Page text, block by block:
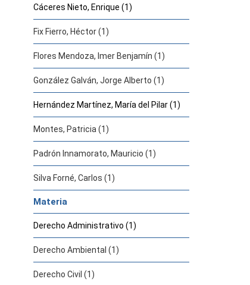
Cáceres Nieto, Enrique (1)
Fix Fierro, Héctor (1)
Flores Mendoza, Imer Benjamín (1)
González Galván, Jorge Alberto (1)
Hernández Martínez, María del Pilar (1)
Montes, Patricia (1)
Padrón Innamorato, Mauricio (1)
Silva Forné, Carlos (1)
Materia
Derecho Administrativo (1)
Derecho Ambiental (1)
Derecho Civil (1)